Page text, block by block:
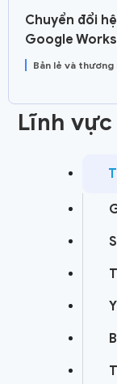
Chuyển đổi
Google
Bản lẻ và
Lĩnh vực